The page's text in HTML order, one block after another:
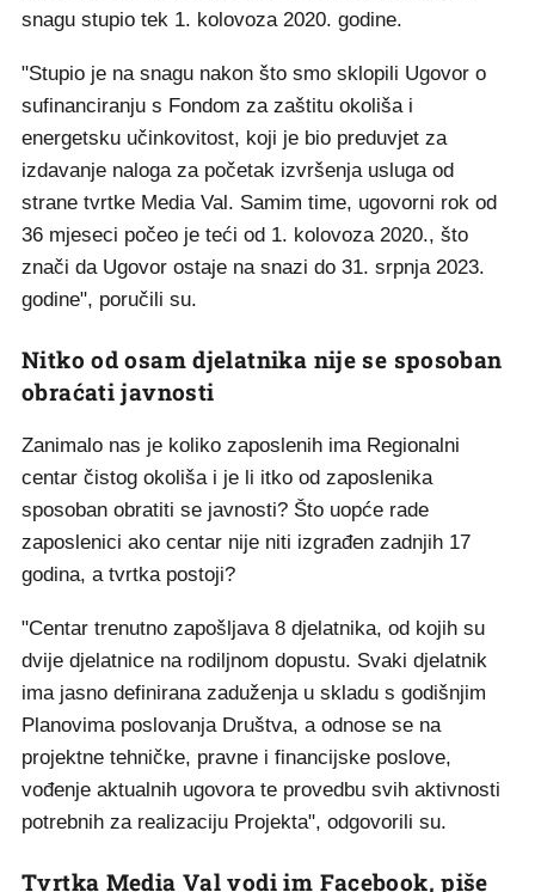
snagu stupio tek 1. kolovoza 2020. godine.
"Stupio je na snagu nakon što smo sklopili Ugovor o
sufinanciranju s Fondom za zaštitu okoliša i
energetsku učinkovitost, koji je bio preduvjet za
izdavanje naloga za početak izvršenja usluga od
strane tvrtke Media Val. Samim time, ugovorni rok od
36 mjeseci počeo je teći od 1. kolovoza 2020., što
znači da Ugovor ostaje na snazi do 31. srpnja 2023.
godine", poručili su.
Nitko od osam djelatnika nije se sposoban
obraćati javnosti
Zanimalo nas je koliko zaposlenih ima Regionalni
centar čistog okoliša i je li itko od zaposlenika
sposoban obratiti se javnosti? Što uopće rade
zaposlenici ako centar nije niti izgrađen zadnjih 17
godina, a tvrtka postoji?
"Centar trenutno zapošljava 8 djelatnika, od kojih su
dvije djelatnice na rodiljnom dopustu. Svaki djelatnik
ima jasno definirana zaduženja u skladu s godišnjim
Planovima poslovanja Društva, a odnose se na
projektne tehničke, pravne i financijske poslove,
vođenje aktualnih ugovora te provedbu svih aktivnosti
potrebnih za realizaciju Projekta", odgovorili su.
Tvrtka Media Val vodi im Facebook, piše